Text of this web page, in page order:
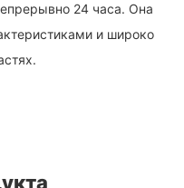
24 часа. Она
и широко